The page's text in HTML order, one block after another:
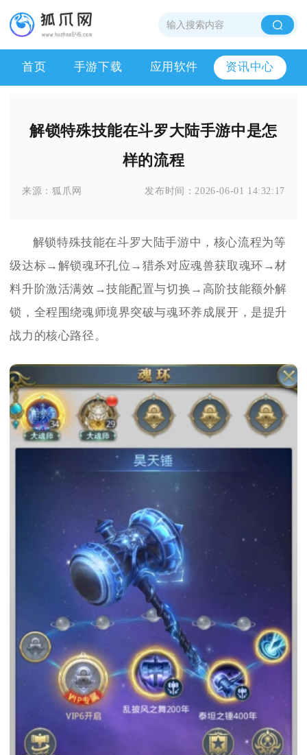
首页 手游下载 应用软件 资讯中心
解锁特殊技能在斗罗大陆手游中是怎
样的流程
来源：狐爪网 发布时间：2026-06-01 14:32:17
解锁特殊技能在斗罗大陆手游中，核心流程为等
级达标→解锁魂环孔位→猎杀对应魂兽获取魂环→材
料升阶激活满效→技能配置与切换→高阶技能额外解
锁，全程围绕魂师境界突破与魂环养成展开，是提升
战力的核心路径。